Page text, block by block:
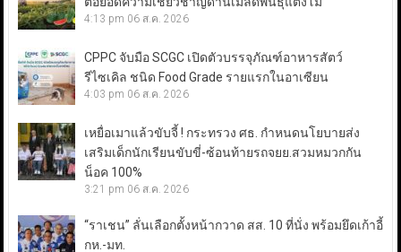
4:13 pm 06 ส.ค. 2026
CPPC จับมือ SCGC เปิดตัวบรรจุภัณฑ์อาหารสัตว์
รีไซเคิล ชนิด Food Grade รายแรกในอาเซียน
4:03 pm 06 ส.ค. 2026
เหยื่อเมาแล้วขับจี้ ! กระทรวง ศธ. กำหนดนโยบายส่ง
เสริมเด็กนักเรียนขับขี่-ซ้อนท้ายรถจยย.สวมหมวกกัน
น็อค 100%
3:21 pm 06 ส.ค. 2026
“ราเชน” ลั่นเลือกตั้งหน้ากวาด สส. 10 ที่นั่ง พร้อมยึดเก้าอี้
กห.-มท.